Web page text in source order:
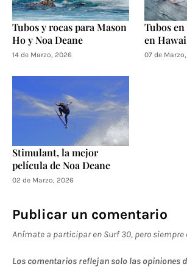
Tubos y rocas para Mason
Ho y Noa Deane
14 de Marzo, 2026
Tubos
en Hawai
07 de
Stimulant, la mejor
película de Noa Deane
02 de Marzo, 2026
Publicar un comentario
Anímate a participar en Surf 30, pero siempre
Los comentarios reflejan solo las opiniones